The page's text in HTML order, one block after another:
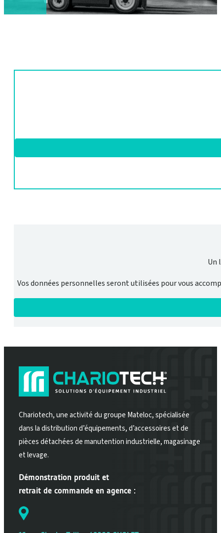
Un
Vos données personnelles seront utilisées pour vous
Chariotech, une activité du groupe Mateloc, spécialisée
dans la distribution d’équipements, d’accessoires et de
pièces détachées de manutention industrielle, magasinage
et levage.
Démonstration produit et
retrait de commande en agence :